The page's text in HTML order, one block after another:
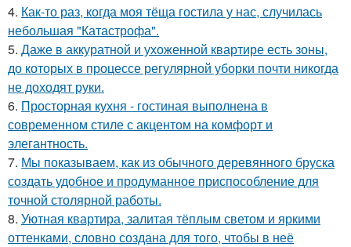
4. Как-то раз, когда моя тёща гостила у нас, случилась
небольшая "Катастрофа".
5. Даже в аккуратной и ухоженной квартире есть зоны,
до которых в процессе регулярной уборки почти никогда
не доходят руки.
6. Просторная кухня - гостиная выполнена в
современном стиле с акцентом на комфорт и
элегантность.
7. Мы показываем, как из обычного деревянного бруска
создать удобное и продуманное приспособление для
точной столярной работы.
8. Уютная квартира, залитая тёплым светом и яркими
оттенками, словно создана для того, чтобы в неё